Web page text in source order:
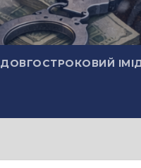
ДОВГОСТРОКОВИЙ